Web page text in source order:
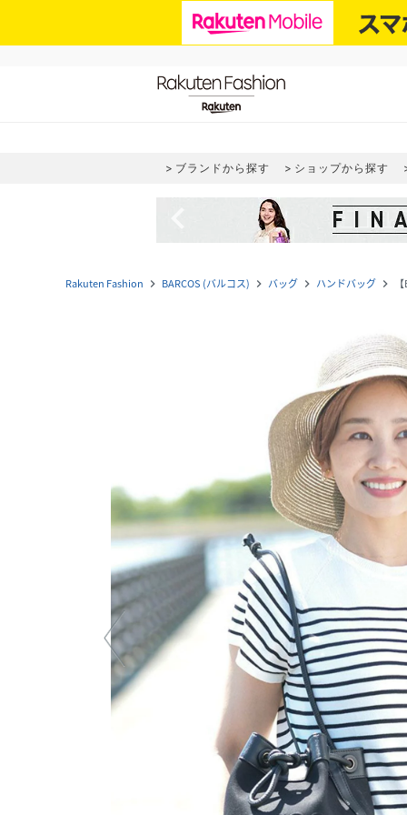
ブランドから探す ショップから探す
Rakuten Fashion navigate_next BARCOS (バルコス) navigate_next バッグ navigate_next ハンドバッグ navigate_next